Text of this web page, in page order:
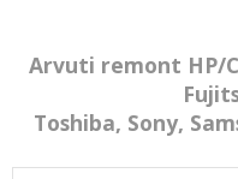
Arvuti remont HP/
Toshiba, Sony,